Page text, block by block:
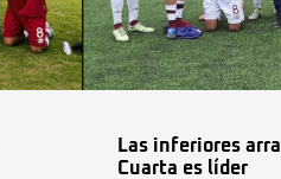
Las inferiores
Cuarta es líder